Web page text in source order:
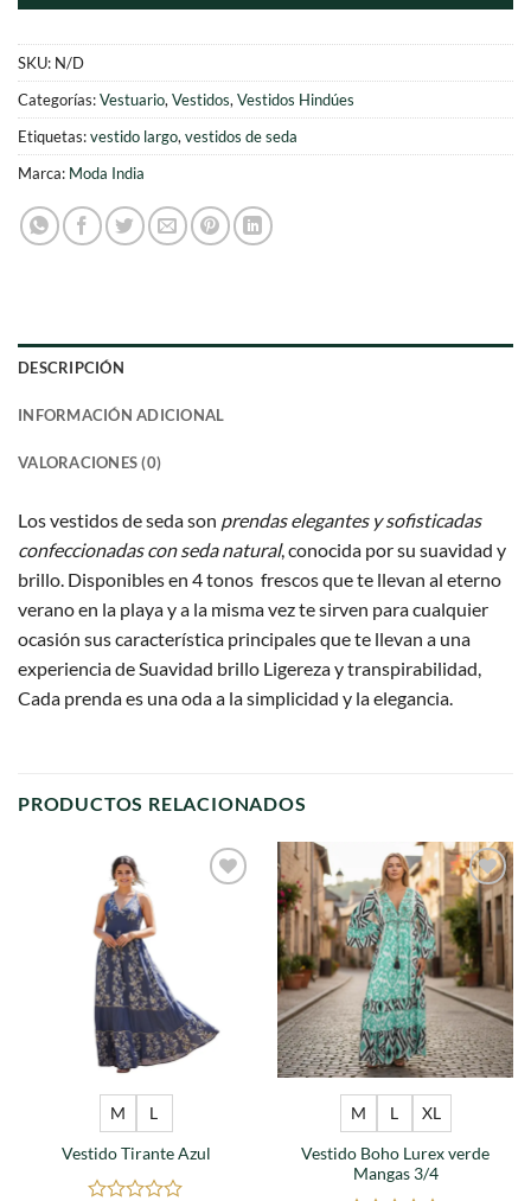
SKU: N/D
Categorías:Vestuario,Vestidos,Vestidos Hindúes
Etiquetas:vestido largo,vestidos de seda
Marca: Moda India
DESCRIPCIÓN
INFORMACIÓN ADICIONAL
VALORACIONES (0)
Los vestidos de seda son prendas elegantes y sofisticadas
confeccionadas con seda natural, conocida por su suavidad y
brillo. Disponibles en 4 tonos frescos que te llevan al eterno
verano en la playa y a la misma vez te sirven para cualquier
ocasión sus característica principales que te llevan a una
experiencia de Suavidad brillo Ligereza y transpirabilidad,
Cada prenda es una oda a la simplicidad y la elegancia.
PRODUCTOS RELACIONADOS
M L
Vestido Tirante Azul
Agregar
a
favoritos
M L XL
Vestido Boho Lurex verde
Mangas 3/4